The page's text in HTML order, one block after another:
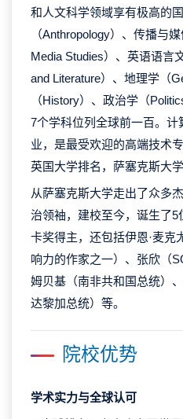
和人文科学领域享有极高的
（Anthropology）、传播与
Media Studies）、英语语言
and Literature）、地理学（
（History）、政治学（
7个学科位列全球前一百。
业，是最受欢迎的高端技术
英国大学排名，萨塞克斯大
从萨塞克斯大学走出了众多
治领袖，建校至今，诞生了
卡奖得主，还包括伊恩·麦克
响力的作家之一）、张欣（
姆贝基（南非共和国总统）
达黎加总统）等。
院校优势
学术实力与全球认可